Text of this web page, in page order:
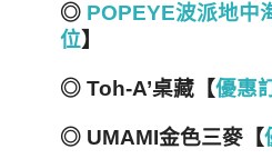
◎ POPEYE波派地中
位】
◎ Toh-A’桌藏【優惠
◎ UMAMI金色三麥【